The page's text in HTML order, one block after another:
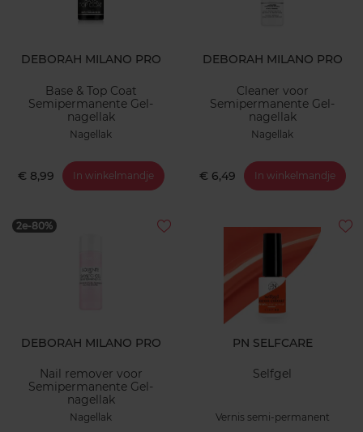
DEBORAH MILANO PRO
Base & Top Coat
Semipermanente Gel-
nagellak
Nagellak
€ 8,99 In winkelmandje
DEBORAH MILANO PRO
Cleaner voor
Semipermanente Gel-
nagellak
Nagellak
€ 6,49 In winkelmandje
2e-80%
DEBORAH MILANO PRO
Nail remover voor
Semipermanente Gel-
nagellak
Nagellak
PN SELFCARE
Selfgel
Vernis semi-permanent